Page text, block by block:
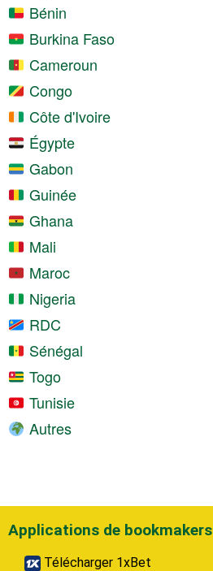
Bénin
Burkina Faso
Cameroun
Congo
Côte d'Ivoire
Égypte
Gabon
Guinée
Ghana
Mali
Maroc
Nigeria
RDC
Sénégal
Togo
Tunisie
Autres
Applications de bookmakers
Télécharger 1xBet